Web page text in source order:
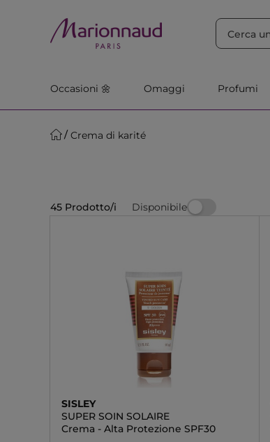
Occasioni 🌼 Omaggi Profumi
Crema di karité
45 Prodotto/i Disponibile
SISLEY
SUPER SOIN SOLAIRE
Crema - Alta Protezione SPF30